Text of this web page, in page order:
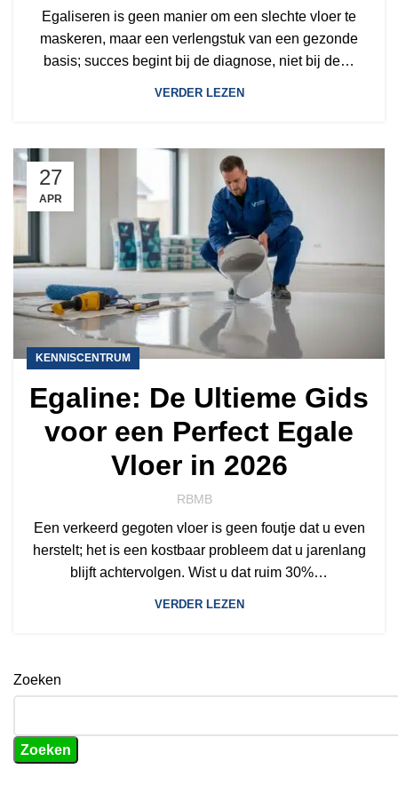
Egaliseren is geen manier om een slechte vloer te
maskeren, maar een verlengstuk van een gezonde
basis; succes begint bij de diagnose, niet bij de…
VERDER LEZEN
27
APR
KENNISCENTRUM
Egaline: De Ultieme Gids
voor een Perfect Egale
Vloer in 2026
RBMB
Een verkeerd gegoten vloer is geen foutje dat u even
herstelt; het is een kostbaar probleem dat u jarenlang
blijft achtervolgen. Wist u dat ruim 30%…
VERDER LEZEN
Zoeken
Zoeken